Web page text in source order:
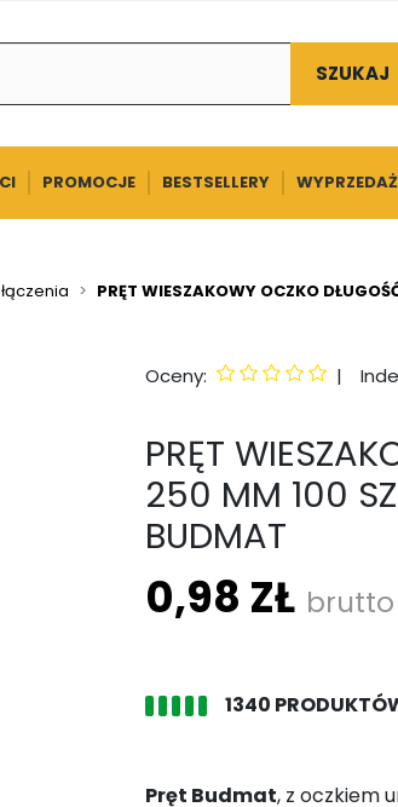
SZUKAJ
PROMOCJE BESTSELLERY WYPRZEDAŻ
PRĘT WIESZAKOWY OCZKO
Oceny: |
PRĘT
250 MM 100
BUDMAT
0,98 ZŁ brutto
1340
Pręt Budmat, z oczkiem